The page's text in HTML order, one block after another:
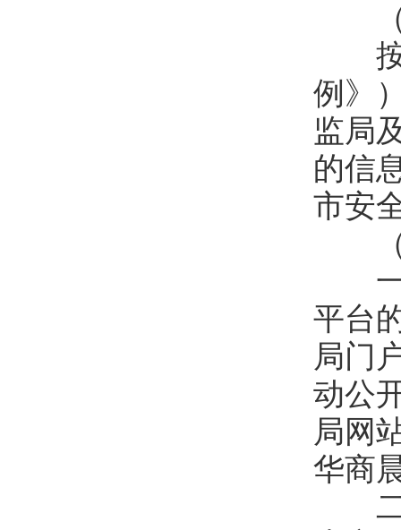
（
按
例》
监局
的信
市安
（
一
平台
局门
动公
局网
华商
二